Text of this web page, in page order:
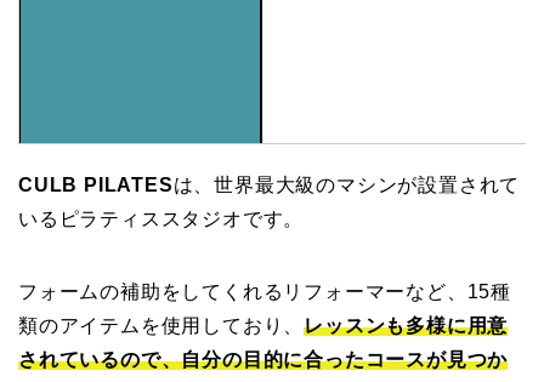
CULB PILATESは、世界最大級のマシンが設置されて
いるピラティススタジオです。
フォームの補助をしてくれるリフォーマーなど、15種
類のアイテムを使用しており、レッスンも多様に用意
されているので、自分の目的に合ったコースが見つか